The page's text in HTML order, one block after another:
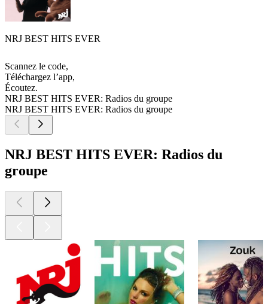
NRJ BEST HITS EVER
Scannez le code,
Téléchargez l’app,
Écoutez.
NRJ BEST HITS EVER: Radios du groupe
NRJ BEST HITS EVER: Radios du groupe
NRJ BEST HITS EVER: Radios du
groupe